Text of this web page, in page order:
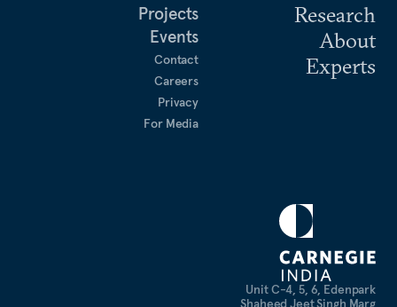
Unit C-4, 5, 6, Edenpark
Shaheed Jeet Singh Marg
Research
About
Experts
Projects
Events
Contact
Careers
Privacy
For Media